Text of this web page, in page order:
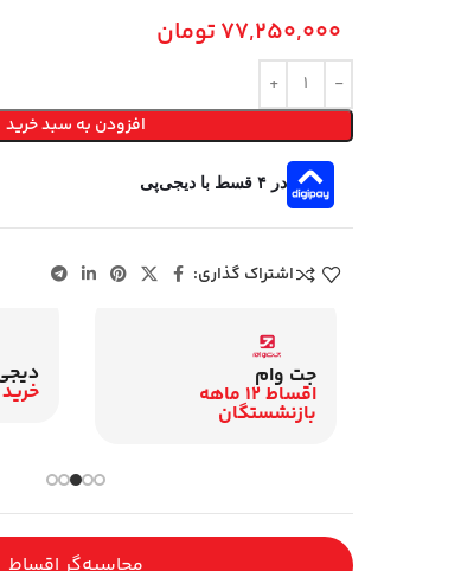
77,250,000تومان
افزودن به سبد خرید
در ۴ قسط با دیجی‌پی
اشتراک گذاری:
جت وام
اقساط 12 ماهه
بازنشستگان